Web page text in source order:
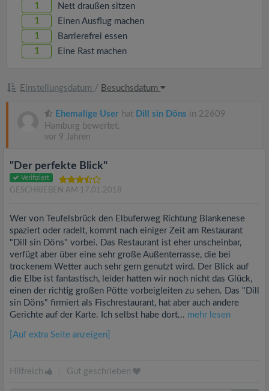
1 Nett draußen sitzen
1 Einen Ausflug machen
1 Barrierefrei essen
1 Eine Rast machen
Einstellungsdatum / Besuchsdatum
Ehemalige User hat Dill sin Döns in 22609
Hamburg bewertet.
vor 9 Jahren
"Der perfekte Blick"
Verifiziert
GESCHRIEBEN AM 17.01.2018
Wer von Teufelsbrück den Elbuferweg Richtung Blankenese
spaziert oder radelt, kommt nach einiger Zeit am Restaurant
"Dill sin Döns" vorbei. Das Restaurant ist eher unscheinbar,
verfügt aber über eine sehr große Außenterrasse, die bei
trockenem Wetter auch sehr gern genutzt wird. Der Blick auf
die Elbe ist fantastisch, leider hatten wir noch nicht das Glück,
einen der richtig großen Pötte vorbeigleiten zu sehen. Das "Dill
sin Döns" firmiert als Fischrestaurant, hat aber auch andere
Gerichte auf der Karte. Ich selbst habe dort... mehr lesen
[Auf extra Seite anzeigen]
Hilfreich Gut geschrieben